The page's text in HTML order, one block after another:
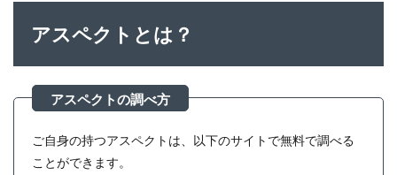
アスペクトとは？
ご自身の持つアスペクトは、以下のサイトで無料で調べる
ことができます。